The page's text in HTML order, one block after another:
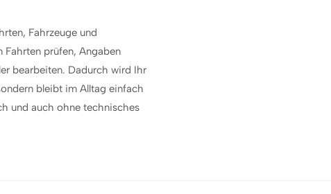
Fahrzeuge und
Fahrten prüfen, Angaben
bearbeiten. Dadurch wird Ihr
bleibt im Alltag einfach
und auch ohne technisches